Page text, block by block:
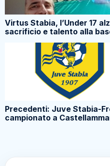
Virtus Stabia, l’Under 17
sacrificio e talento alla
Precedenti: Juve Stabia-
campionato a